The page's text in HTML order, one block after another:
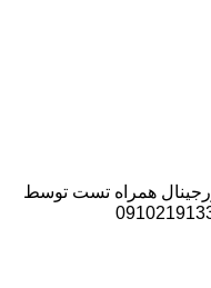
همراه تست توسط